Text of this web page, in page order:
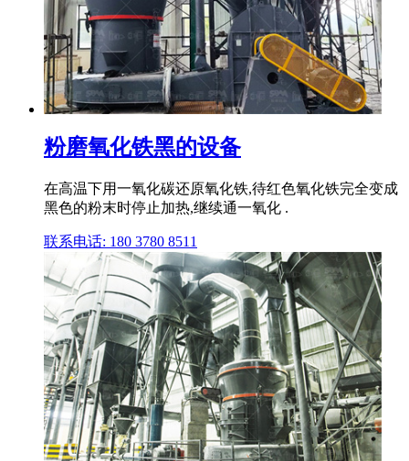
粉磨氧化铁黑的设备
在高温下用一氧化碳还原氧化铁,待红色氧化铁完全变成
黑色的粉末时停止加热,继续通一氧化 .
联系电话: 180 3780 8511